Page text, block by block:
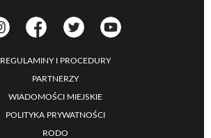
REGULAMINY I PROCEDURY
PARTNERZY
WIADOMOŚCI MIEJSKIE
POLITYKA PRYWATNOŚCI
RODO